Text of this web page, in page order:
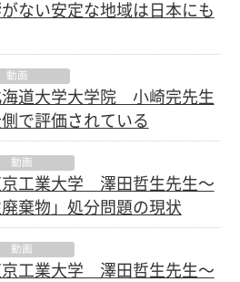
ない安定な地域は日本にも
動画
海道大学大学院 小崎完先生
で評価されている
動画
京工業大学 澤田哲生先生～
廃棄物」処分問題の現状
動画
京工業大学 澤田哲生先生～